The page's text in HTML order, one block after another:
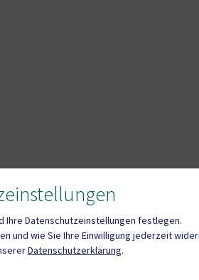
Ihre Datenschutzeinstellungen festlegen.
und wie Sie Ihre Einwilligung jederzeit
Datenschutzerklärung.